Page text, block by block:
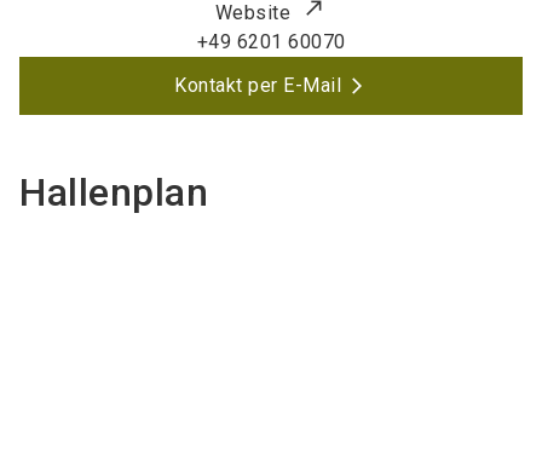
Website
+49 6201 60070
Kontakt per E-Mail
Hallenplan